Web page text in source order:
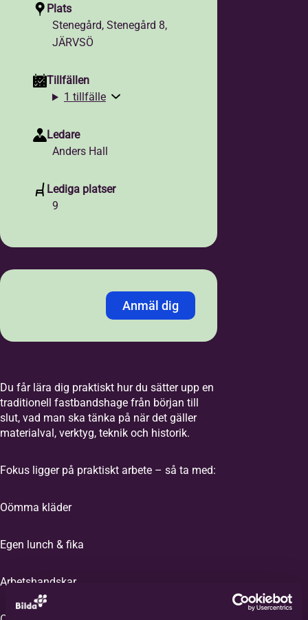
Plats
Stenegård, Stenegård 8,
JÄRVSÖ
Tillfällen
1 tillfälle
Ledare
Anders Hall
Lediga platser
9
Anmäl dig
Personnummer
Personnummer /
Samordningsnummer *
Efternamn*
E-post
Du får lära dig praktiskt hur du sätter upp en
traditionell fastbandshage från början till
slut, vad man ska tänka på när det gäller
materialval, verktyg, teknik och historik.
Fokus ligger på praktiskt arbete – så ta med:
Oömma kläder
Egen lunch & fika
Arbetshandskar